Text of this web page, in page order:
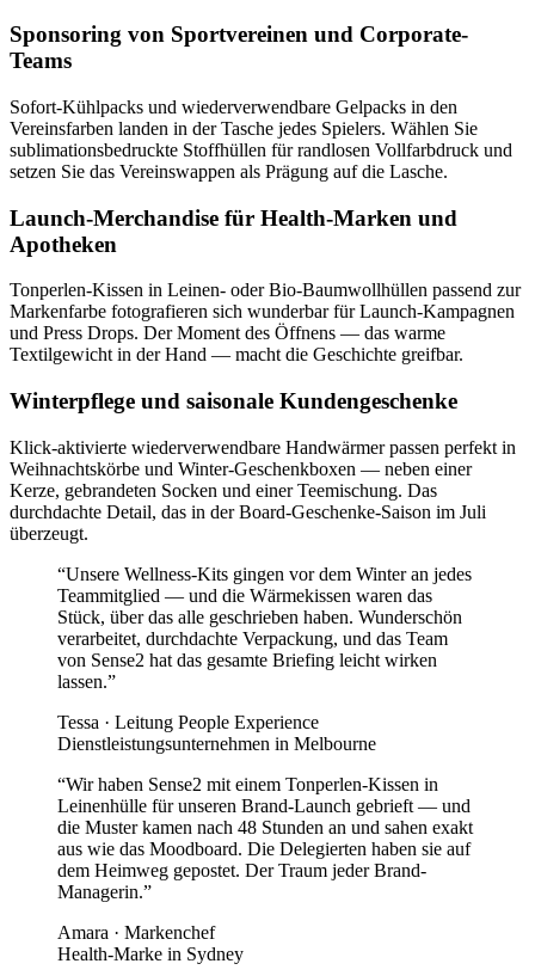
Sponsoring von Sportvereinen und Corporate-
Teams
Sofort-Kühlpacks und wiederverwendbare Gelpacks in den
Vereinsfarben landen in der Tasche jedes Spielers. Wählen Sie
sublimationsbedruckte Stoffhüllen für randlosen Vollfarbdruck und
setzen Sie das Vereinswappen als Prägung auf die Lasche.
Launch-Merchandise für Health-Marken und
Apotheken
Tonperlen-Kissen in Leinen- oder Bio-Baumwollhüllen passend zur
Markenfarbe fotografieren sich wunderbar für Launch-Kampagnen
und Press Drops. Der Moment des Öffnens — das warme
Textilgewicht in der Hand — macht die Geschichte greifbar.
Winterpflege und saisonale Kundengeschenke
Klick-aktivierte wiederverwendbare Handwärmer passen perfekt in
Weihnachtskörbe und Winter-Geschenkboxen — neben einer
Kerze, gebrandeten Socken und einer Teemischung. Das
durchdachte Detail, das in der Board-Geschenke-Saison im Juli
überzeugt.
“Unsere Wellness-Kits gingen vor dem Winter an jedes
Teammitglied — und die Wärmekissen waren das
Stück, über das alle geschrieben haben. Wunderschön
verarbeitet, durchdachte Verpackung, und das Team
von Sense2 hat das gesamte Briefing leicht wirken
lassen.”
Tessa · Leitung People Experience
Dienstleistungsunternehmen in Melbourne
“Wir haben Sense2 mit einem Tonperlen-Kissen in
Leinenhülle für unseren Brand-Launch gebrieft — und
die Muster kamen nach 48 Stunden an und sahen exakt
aus wie das Moodboard. Die Delegierten haben sie auf
dem Heimweg gepostet. Der Traum jeder Brand-
Managerin.”
Amara · Markenchef
Health-Marke in Sydney